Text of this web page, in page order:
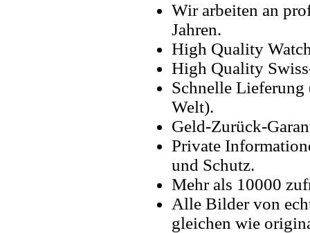
Wir arbeiten an
Jahren.
High Quality
High Quality
Schnelle Lieferung
Welt).
Geld-Zurück-
Private
und Schutz.
Mehr als 10000
Alle Bilder von
gleichen wie